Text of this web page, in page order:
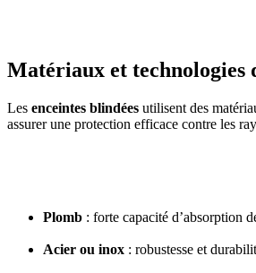
Matériaux et technologies
Les enceintes blindées utilisent des
assurer une protection efficace contre les
Plomb : forte capacité d’absorption
Acier ou inox : robustesse et